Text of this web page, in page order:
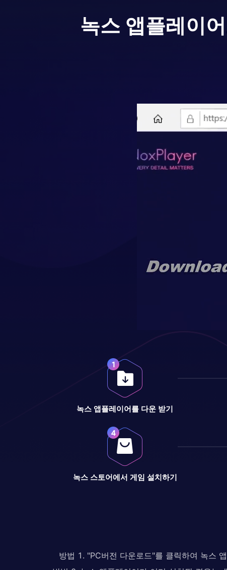
녹스 앱플레이
녹스 앱플레이어를 다운 받기
녹스 스토어에서 게임 설치하기
방법 1. "PC버전 다운로드"를 클릭하여 녹스